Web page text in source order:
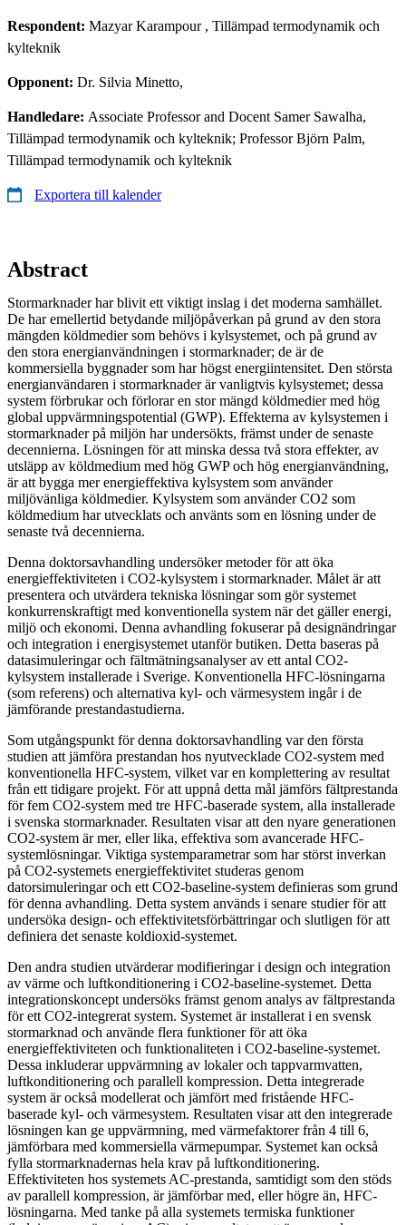
Respondent: Mazyar Karampour, Tillämpad termodynamik och
kylteknik
Opponent: Dr. Silvia Minetto,
Handledare: Associate Professor and Docent Samer Sawalha,
Tillämpad termodynamik och kylteknik; Professor Björn Palm,
Tillämpad termodynamik och kylteknik
Exportera till kalender
Abstract
Stormarknader har blivit ett viktigt inslag i det moderna samhället.
De har emellertid betydande miljöpåverkan på grund av den stora
mängden köldmedier som behövs i kylsystemet, och på grund av
den stora energianvändningen i stormarknader; de är de
kommersiella byggnader som har högst energiintensitet. Den största
energianvändaren i stormarknader är vanligtvis kylsystemet; dessa
system förbrukar och förlorar en stor mängd köldmedier med hög
global uppvärmningspotential (GWP). Effekterna av kylsystemen i
stormarknader på miljön har undersökts, främst under de senaste
decennierna. Lösningen för att minska dessa två stora effekter, av
utsläpp av köldmedium med hög GWP och hög energianvändning,
är att bygga mer energieffektiva kylsystem som använder
miljövänliga köldmedier. Kylsystem som använder CO2 som
köldmedium har utvecklats och använts som en lösning under de
senaste två decennierna.
Denna doktorsavhandling undersöker metoder för att öka
energieffektiviteten i CO2-kylsystem i stormarknader. Målet är att
presentera och utvärdera tekniska lösningar som gör systemet
konkurrenskraftigt med konventionella system när det gäller energi,
miljö och ekonomi. Denna avhandling fokuserar på designändringar
och integration i energisystemet utanför butiken. Detta baseras på
datasimuleringar och fältmätningsanalyser av ett antal CO2-
kylsystem installerade i Sverige. Konventionella HFC-lösningarna
(som referens) och alternativa kyl- och värmesystem ingår i de
jämförande prestandastudierna.
Som utgångspunkt för denna doktorsavhandling var den första
studien att jämföra prestandan hos nyutvecklade CO2-system med
konventionella HFC-system, vilket var en komplettering av resultat
från ett tidigare projekt. För att uppnå detta mål jämförs fältprestanda
för fem CO2-system med tre HFC-baserade system, alla installerade
i svenska stormarknader. Resultaten visar att den nyare generationen
CO2-system är mer, eller lika, effektiva som avancerade HFC-
systemlösningar. Viktiga systemparametrar som har störst inverkan
på CO2-systemets energieffektivitet studeras genom
datorsimuleringar och ett CO2-baseline-system definieras som grund
för denna avhandling. Detta system används i senare studier för att
undersöka design- och effektivitetsförbättringar och slutligen för att
definiera det senaste koldioxid-systemet.
Den andra studien utvärderar modifieringar i design och integration
av värme och luftkonditionering i CO2-baseline-systemet. Detta
integrationskoncept undersöks främst genom analys av fältprestanda
för ett CO2-integrerat system. Systemet är installerat i en svensk
stormarknad och använde flera funktioner för att öka
energieffektiviteten och funktionaliteten i CO2-baseline-systemet.
Dessa inkluderar uppvärmning av lokaler och tappvarmvatten,
luftkonditionering och parallell kompression. Detta integrerade
system är också modellerat och jämfört med fristående HFC-
baserade kyl- och värmesystem. Resultaten visar att den integrerade
lösningen kan ge uppvärmning, med värmefaktorer från 4 till 6,
jämförbara med kommersiella värmepumpar. Systemet kan också
fylla stormarknadernas hela krav på luftkonditionering.
Effektiviteten hos systemets AC-prestanda, samtidigt som den stöds
av parallell kompression, är jämförbar med, eller högre än, HFC-
lösningarna. Med tanke på alla systemets termiska funktioner